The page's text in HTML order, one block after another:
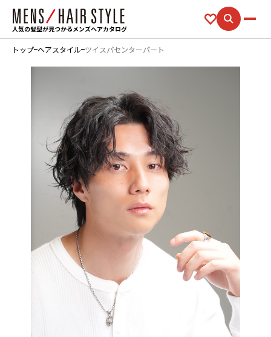
人気の髪型が見つかるメンズヘアカタログ
トップ ヘアスタイル ツイスパセンターパート